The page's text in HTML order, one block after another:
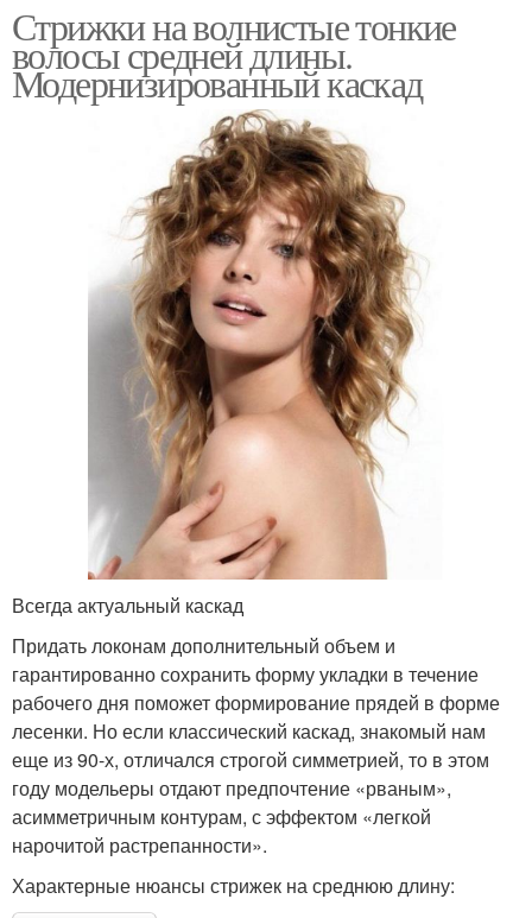
Стрижки на волнистые тонкие
волосы средней длины.
Модернизированный каскад
Всегда актуальный каскад
Придать локонам дополнительный объем и
гарантированно сохранить форму укладки в течение
рабочего дня поможет формирование прядей в форме
лесенки. Но если классический каскад, знакомый нам
еще из 90-х, отличался строгой симметрией, то в этом
году модельеры отдают предпочтение «рваным»,
асимметричным контурам, с эффектом «легкой
нарочитой растрепанности».
Характерные нюансы стрижек на среднюю длину: